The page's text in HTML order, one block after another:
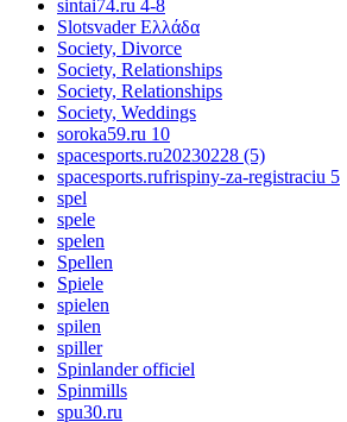
sintai74.ru 4-8
Slotsvader Ελλάδα
Society, Divorce
Society, Relationships
Society, Relationships
Society, Weddings
soroka59.ru 10
spacesports.ru20230228 (5)
spacesports.rufrispiny-za-registraciu 5
spel
spele
spelen
Spellen
Spiele
spielen
spilen
spiller
Spinlander officiel
Spinmills
spu30.ru